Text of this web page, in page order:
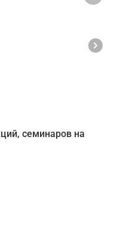
семинаров на